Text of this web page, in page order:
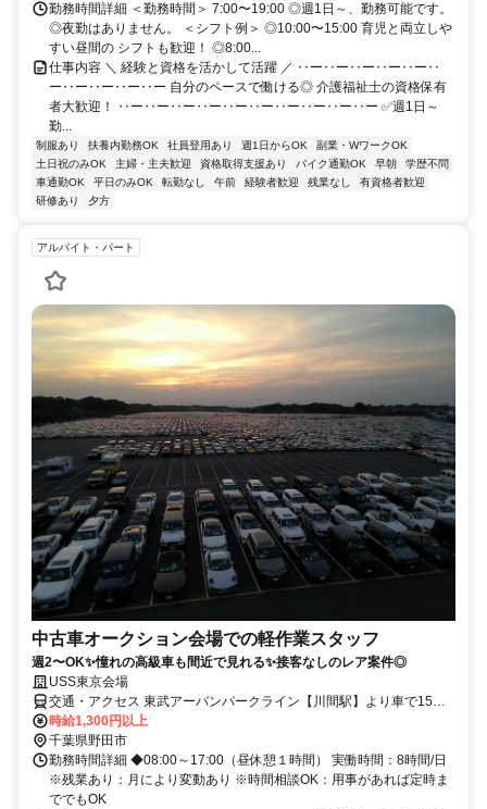
勤務時間詳細 ＜勤務時間＞ 7:00〜19:00 ◎週1日～、勤務可能です。
◎夜勤はありません。 ＜シフト例＞ ◎10:00〜15:00 育児と両立しや
すい昼間の シフトも歓迎！ ◎8:00...
仕事内容 ＼ 経験と資格を活かして活躍 ／ ‥ー‥ー‥ー‥ー‥ー‥
ー‥ー‥ー‥ー‥ー 自分のペースで働ける◎ 介護福祉士の資格保有
者大歓迎！ ‥ー‥ー‥ー‥ー‥ー‥ー‥ー‥ー‥ー‥ー ✅週1日～
勤...
制服あり 扶養内勤務OK 社員登用あり 週1日からOK
副業・WワークOK
土日祝のみOK
主婦・主夫歓迎 資格取得支援あり バイク通勤OK 早朝
学歴不問
車通勤OK
平日のみOK 転勤なし 午前 経験者歓迎 残業なし
有資格者歓迎
研修あり
夕方
アルバイト・パート
中古車オークション会場での軽作業スタッフ
週2〜OK✨憧れの高級車も間近で見れる✨接客なしのレア案件◎
USS東京会場
交通・アクセス 東武アーバンパークライン【川間駅】より車で15分
バス停【川間ゴルフ場】より車で6分
時給1,300円以上
千葉県野田市
勤務時間詳細 ◆08:00～17:00（昼休憩１時間） 実働時間：8時間/日
※残業あり：月により変動あり ※時間相談OK：用事があれば定時ま
ででもOK